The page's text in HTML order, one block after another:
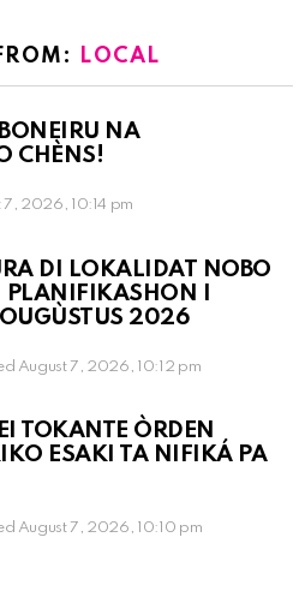
LOCAL
NA
CHÈNS!
7, 2026, 10:14 pm
DI LOKALIDAT NOBO
PLANIFIKASHON I
OUGÙSTUS 2026
August 7, 2026, 10:12 pm
TOKANTE ÒRDEN
ESAKI TA NIFIKÁ PA
August 7, 2026, 10:10 pm